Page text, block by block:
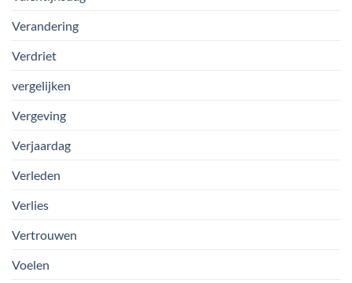
Verandering
Verdriet
vergelijken
Vergeving
Verjaardag
Verleden
Verlies
Vertrouwen
Voelen